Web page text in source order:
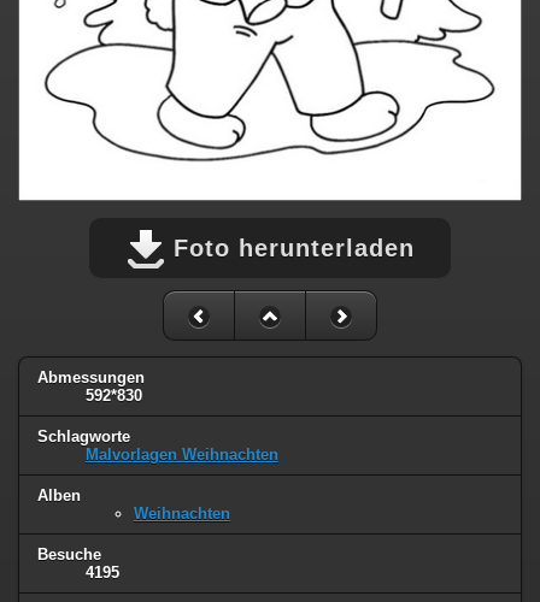
Foto herunterladen
Abmessungen
592*830
Schlagworte
Malvorlagen Weihnachten
Alben
Weihnachten
Besuche
4195